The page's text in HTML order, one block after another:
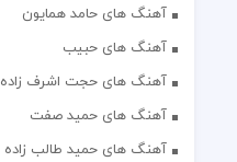
آهنگ های حامد همایون
آهنگ های حبیب
آهنگ های حجت اشرف زاده
آهنگ های حمید صفت
آهنگ های حمید طالب زاده